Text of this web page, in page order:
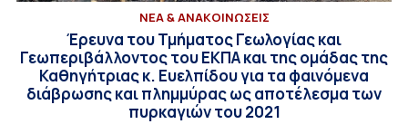
ΝΕΑ & ΑΝΑΚΟΙΝΩΣΕΙΣ
Έρευνα του Τμήματος Γεωλογίας και
Γεωπεριβάλλοντος του ΕΚΠΑ και της ομάδας της
Καθηγήτριας κ. Ευελπίδου για τα φαινόμενα
διάβρωσης και πλημμύρας ως αποτέλεσμα των
πυρκαγιών του 2021